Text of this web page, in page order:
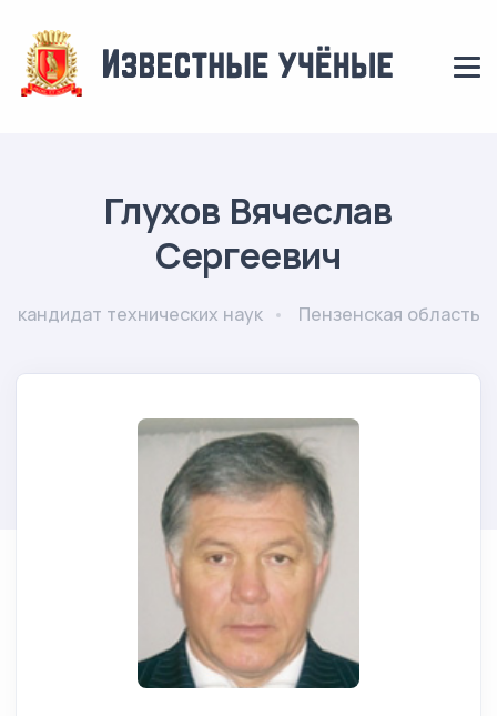
Глухов Вячеслав
Сергеевич
кандидат технических наук Пензенская область